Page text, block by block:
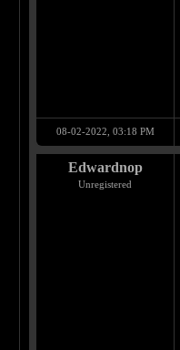
08-02-2022, 03:18 PM
Edwardnop
Unregistered